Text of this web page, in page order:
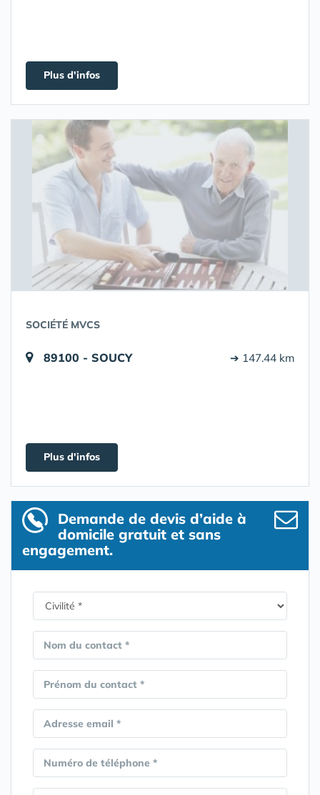
Plus d'infos
SOCIÉTÉ MVCS
89100 - SOUCY ➔ 147.44 km
Plus d'infos
Demande de devis d’aide à
domicile gratuit et sans
engagement.
Nom du contact *
Prénom du contact *
Adresse email *
Numéro de téléphone *